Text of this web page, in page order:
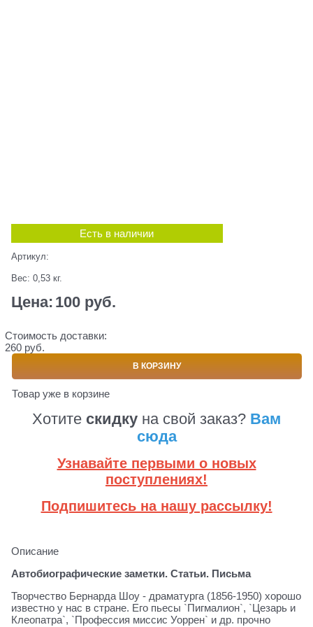
Есть в наличии
Артикул:
Вес: 0,53 кг.
Цена: 100 руб.
Стоимость доставки:
260 руб.
В КОРЗИНУ
Товар уже в корзине
Хотите скидку на свой заказ? Вам
сюда
Узнавайте первыми о новых
поступлениях!
Подпишитесь на нашу рассылку!
Описание
Автобиографические заметки. Статьи. Письма
Творчество Бернарда Шоу - драматурга (1856-1950) хорошо
известно у нас в стране. Его пьесы `Пигмалион`, `Цезарь и
Клеопатра`, `Профессия миссис Уоррен` и др. прочно